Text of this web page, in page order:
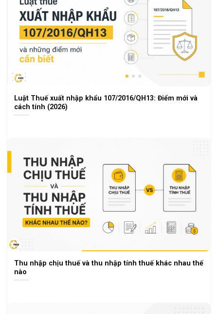
Luật Thuế xuất nhập khẩu 107/2016/QH13: Điểm mới và
cách tính (2026)
Thu nhập chịu thuế và thu nhập tính thuế khác nhau thế
nào